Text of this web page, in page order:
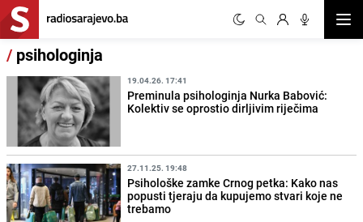
/ psihologinja
19.04.26. 17:41
Preminula psihologinja Nurka Babović:
Kolektiv se oprostio dirljivim riječima
27.11.25. 19:48
Psihološke zamke Crnog petka: Kako nas
popusti tjeraju da kupujemo stvari koje ne
trebamo